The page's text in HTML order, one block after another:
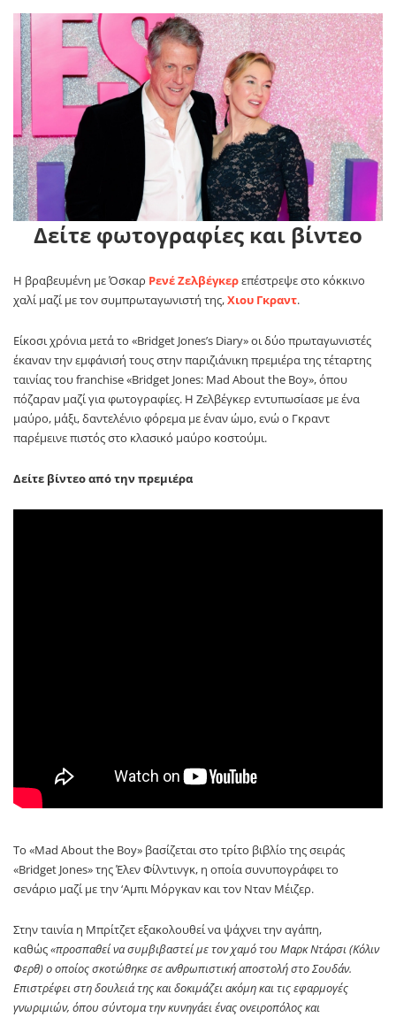
Δείτε φωτογραφίες και βίντεο
Η βραβευμένη με Όσκαρ Ρενέ Ζελβέγκερεπέστρεψε στο κόκκινο
χαλί μαζί με τον συμπρωταγωνιστή της,Χιου Γκραντ.
Eίκοσι χρόνια μετά το «Bridget Jones’s Diary» οι δύο πρωταγωνιστές
έκαναν την εμφάνισή τους στην παριζιάνικη πρεμιέρα της τέταρτης
ταινίας του franchise «Bridget Jones: Mad About the Boy», όπου
πόζαραν μαζί για φωτογραφίες. Η Ζελβέγκερ εντυπωσίασε με ένα
μαύρο, μάξι, δαντελένιο φόρεμα με έναν ώμο, ενώ ο Γκραντ
παρέμεινε πιστός στο κλασικό μαύρο κοστούμι.
Δείτε βίντεο από την πρεμιέρα
Το «Mad About the Boy» βασίζεται στο τρίτο βιβλίο της σειράς
«Bridget Jones» της Έλεν Φίλντινγκ, η οποία συνυπογράφει το
σενάριο μαζί με την ‘Αμπι Μόργκαν και τον Νταν Μέιζερ.
Στην ταινία η Μπρίτζετ εξακολουθεί να ψάχνει την αγάπη,
καθώς«προσπαθεί να συμβιβαστεί με τον χαμό του Μαρκ Ντάρσι (Κόλιν
Φερθ) ο οποίος σκοτώθηκε σε ανθρωπιστική αποστολή στο Σουδάν.
Επιστρέφει στη δουλειά της και δοκιμάζει ακόμη και τις εφαρμογές
γνωριμιών, όπου σύντομα την κυνηγάει ένας ονειροπόλος και